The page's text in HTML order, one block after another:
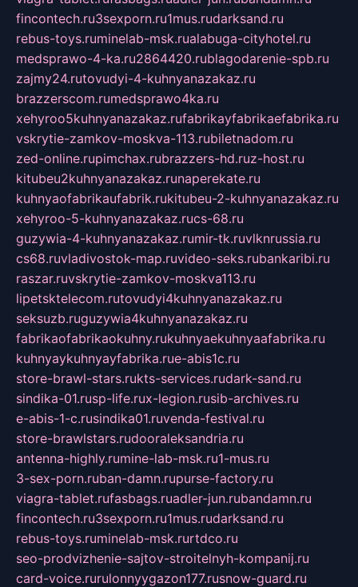
fincontech.ru3sexporn.ru1mus.rudarksand.ru
rebus-toys.ruminelab-msk.rualabuga-cityhotel.ru
medsprawo-4-ka.ru2864420.rublagodarenie-spb.ru
zajmy24.rutovudyi-4-kuhnyanazakaz.ru
brazzerscom.rumedsprawo4ka.ru
xehyroo5kuhnyanazakaz.rufabrikayfabrikaefabrika.ru
vskrytie-zamkov-moskva-113.rubiletnadom.ru
zed-online.rupimchax.rubrazzers-hd.ruz-host.ru
kitubeu2kuhnyanazakaz.runaperekate.ru
kuhnyaofabrikaufabrik.rukitubeu-2-kuhnyanazakaz.ru
xehyroo-5-kuhnyanazakaz.rucs-68.ru
guzywia-4-kuhnyanazakaz.rumir-tk.ruvlknrussia.ru
cs68.ruvladivostok-map.ruvideo-seks.rubankaribi.ru
raszar.ruvskrytie-zamkov-moskva113.ru
lipetsktelecom.rutovudyi4kuhnyanazakaz.ru
seksuzb.ruguzywia4kuhnyanazakaz.ru
fabrikaofabrikaokuhny.rukuhnyaekuhnyaafabrika.ru
kuhnyaykuhnyayfabrika.rue-abis1c.ru
store-brawl-stars.rukts-services.rudark-sand.ru
sindika-01.rusp-life.rux-legion.rusib-archives.ru
e-abis-1-c.rusindika01.ruvenda-festival.ru
store-brawlstars.rudooraleksandria.ru
antenna-highly.rumine-lab-msk.ru1-mus.ru
3-sex-porn.ruban-damn.rupurse-factory.ru
viagra-tablet.rufasbags.ruadler-jun.rubandamn.ru
fincontech.ru3sexporn.ru1mus.rudarksand.ru
rebus-toys.ruminelab-msk.rurtdco.ru
seo-prodvizhenie-sajtov-stroitelnyh-kompanij.ru
card-voice.rurulonnyygazon177.rusnow-guard.ru